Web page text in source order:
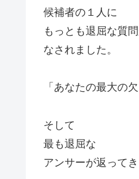
候補者の１人に
もっとも退屈な質
なされました。
「あなたの最大の
そして
最も退屈な
アンサーが返ってき